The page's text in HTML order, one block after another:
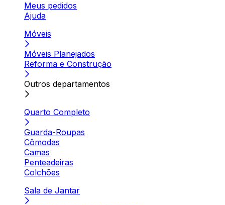
Meus pedidos
Ajuda
Móveis
Móveis Planejados
Reforma e Construção
Outros departamentos
Quarto Completo
Guarda-Roupas
Cômodas
Camas
Penteadeiras
Colchões
Sala de Jantar